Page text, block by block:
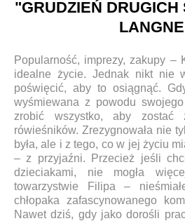
"GRUDZIEŃ
Popularność, imprezy, zakupy –
idealne życie. Jednak nikt nie
poświęcić, aby to osiągnąć.
wyśmiewana z powodu
zrobić wszystko, aby zostać
rówieśników. Zrezygnowała nie
była, ale i z tego, co w jej życiu
– z przyjaźni. Przecież jeśli
dzieciakami, nie mogła
towarzystwie Filipa –
chłopaka zafascynowanego
Nawet dziś, gdy jako dorośli